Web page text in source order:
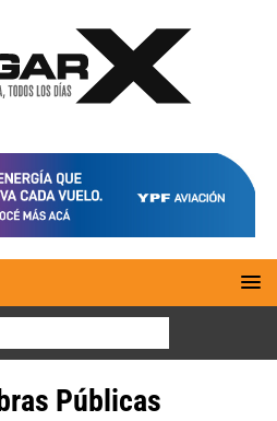
Públicas